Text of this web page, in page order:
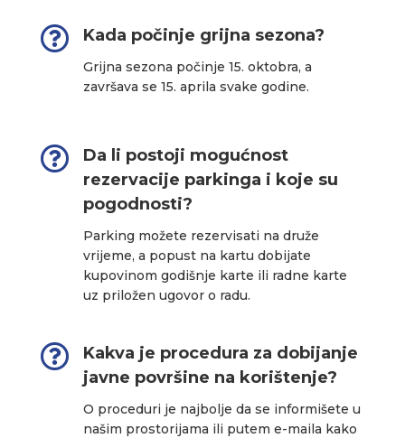
 Kada počinje grijna sezona?
Grijna sezona počinje 15. oktobra, a
završava se 15. aprila svake godine.

Da li postoji mogućnost
rezervacije parkinga i koje su
pogodnosti?
Parking možete rezervisati na druže
vrijeme, a popust na kartu dobijate
kupovinom godišnje karte ili radne karte
uz priložen ugovor o radu.

Kakva je procedura za dobijanje
javne površine na korištenje?
O proceduri je najbolje da se informišete u
našim prostorijama ili putem e-maila kako